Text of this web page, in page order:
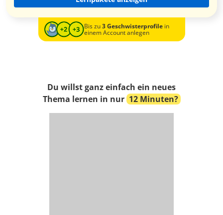
Bis zu3 Geschwisterprofilein
einem Account anlegen
Du willst ganz einfach ein neues
Thema lernen in nur 12 Minuten?